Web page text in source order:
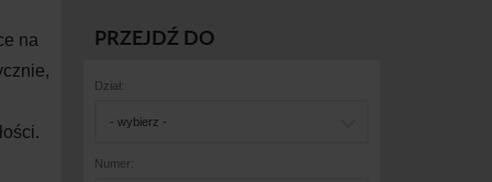
na
PRZEJDŹ DO
Dział:
- wybierz -
Numer: